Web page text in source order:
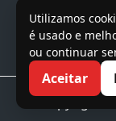
Utilizamos
é usado e
ou continuar
Aceitar